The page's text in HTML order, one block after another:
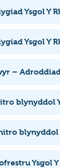
Ysgol Y
Ysgol Y
–
blynyddol
blynyddol
Ysgol